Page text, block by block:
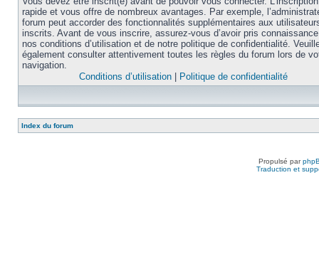
rapide et vous offre de nombreux avantages. Par exemple,
forum peut accorder des fonctionnalités supplémentaires aux
inscrits. Avant de vous inscrire, assurez-vous d’avoir pris
nos conditions d’utilisation et de notre politique de confidentialité.
également consulter attentivement toutes les règles du forum lors de
navigation.
Conditions d’utilisation
Politique de confidentialité
Index du forum
Propulsé par
Traduction et